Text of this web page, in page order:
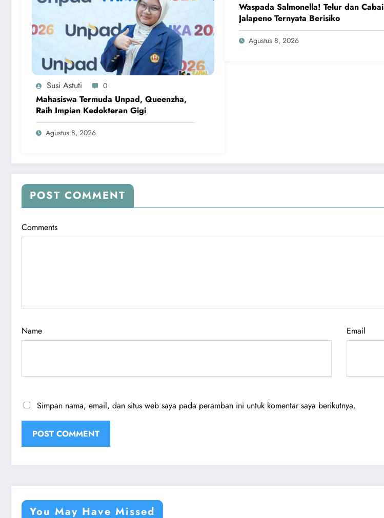
Susi Astuti 0
Mahasiswa Termuda Unpad, Queenzha,
Raih Impian Kedokteran Gigi
Agustus 8, 2026
Waspada Salmonella! Telur dan Cabai
Jalapeno Ternyata Berisiko
Agustus 8, 2026
POST COMMENT
Comments
Name Email
Simpan nama, email, dan situs web saya pada peramban ini untuk komentar saya berikutnya.
You May Have Missed